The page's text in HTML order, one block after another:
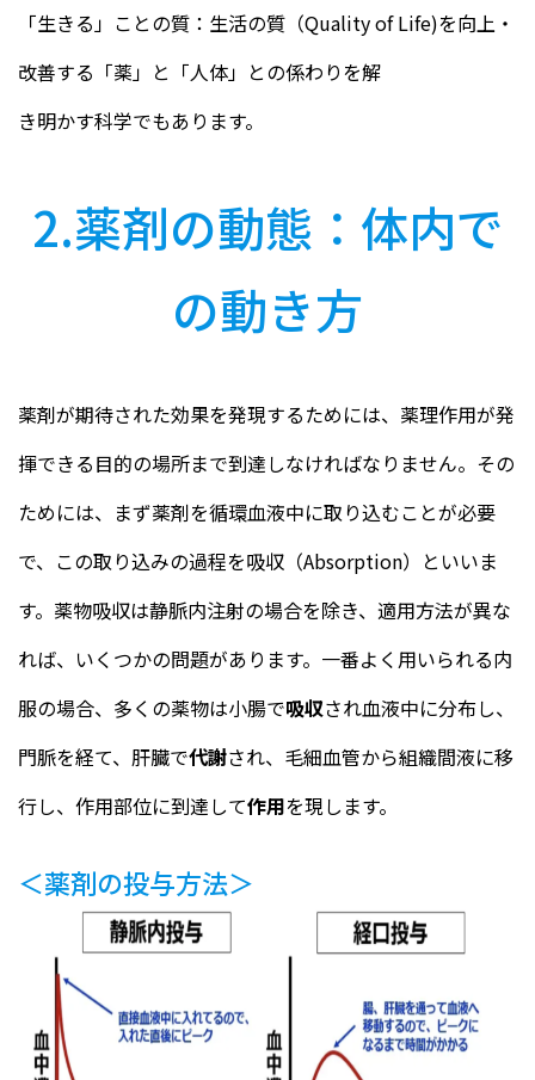
「生きる」ことの質：生活の質（Quality of Life)を向上・
改善する「薬」と「人体」との係わりを解
き明かす科学でもあります。
2.薬剤の動態：体内で
の動き方
薬剤が期待された効果を発現するためには、薬理作用が発
揮できる目的の場所まで到達しなければなりません。その
ためには、まず薬剤を循環血液中に取り込むことが必要
で、この取り込みの過程を吸収（Absorption）といいま
す。薬物吸収は静脈内注射の場合を除き、適用方法が異な
れば、いくつかの問題があります。一番よく用いられる内
服の場合、多くの薬物は小腸で吸収され血液中に分布し、
門脈を経て、肝臓で代謝され、毛細血管から組織間液に移
行し、作用部位に到達して作用を現します。
＜薬剤の投与方法＞